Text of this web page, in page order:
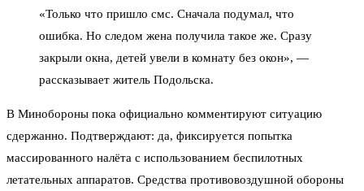
«Только что пришло смс. Сначала подумал, что
ошибка. Но следом жена получила такое же. Сразу
закрыли окна, детей увели в комнату без окон», —
рассказывает житель Подольска.
В Минобороны пока официально комментируют ситуацию
сдержанно. Подтверждают: да, фиксируется попытка
массированного налёта с использованием беспилотных
летательных аппаратов. Средства противовоздушной обороны